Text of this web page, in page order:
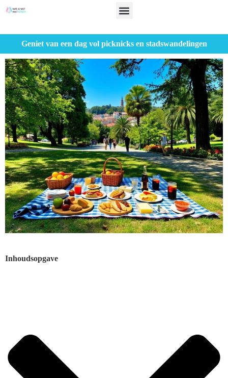
Geniet van een dag vol picknicks en stadswandelingen
Inhoudsopgave